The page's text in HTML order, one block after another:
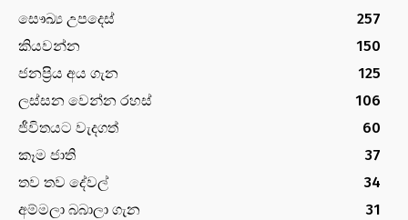
සෞඛ්‍ය උපදෙස්
257
කියවන්න
150
ජනප්‍රිය අය ගැන
125
ලස්සන වෙන්න රහස්
106
ජීවිතයට වැදගත්
60
කෑම ජාති
37
තව තව දේවල්
34
අම්මලා බබාලා ගැන
31